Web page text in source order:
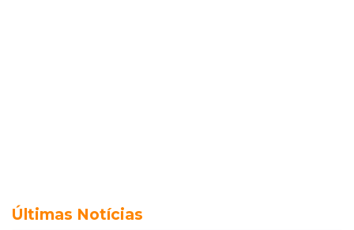
Últimas Notícias